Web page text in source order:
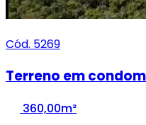
Cód. 5269
Terreno em
360,00m²